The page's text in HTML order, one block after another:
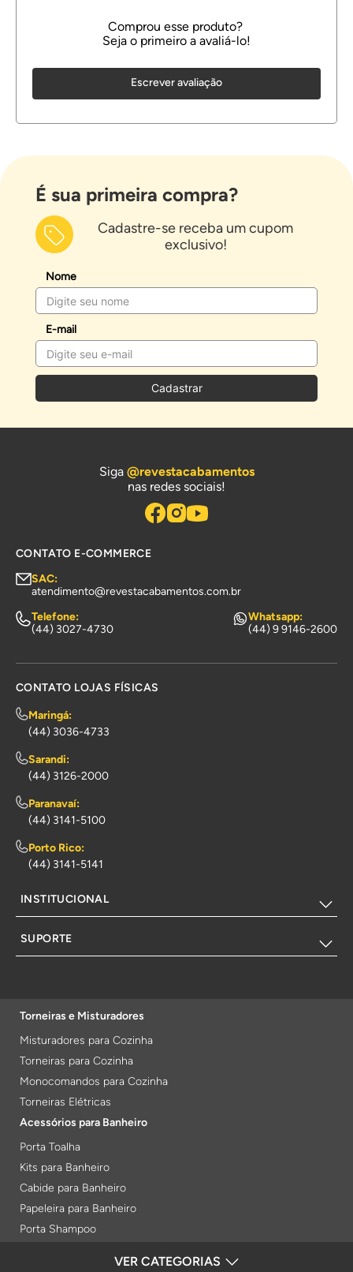
Escrever avaliação
É sua primeira compra?
Cadastre-se receba um cupom
exclusivo!
Nome
E-mail
Cadastrar
Siga @revestacabamentos
nas redes sociais!
CONTATO E-COMMERCE
SAC:
atendimento@revestacabamentos.com.br
Telefone:
(44) 3027-4730
Whatsapp:
(44) 9 9146-2600
CONTATO LOJAS FÍSICAS
Maringá:
(44) 3036-4733
Sarandi:
(44) 3126-2000
Paranavaí:
(44) 3141-5100
Porto Rico:
(44) 3141-5141
INSTITUCIONAL
SUPORTE
Torneiras e Misturadores
Misturadores para Cozinha
Torneiras para Cozinha
Monocomandos para Cozinha
Torneiras Elétricas
Acessórios para Banheiro
Porta Toalha
Kits para Banheiro
Cabide para Banheiro
Papeleira para Banheiro
Porta Shampoo
VER CATEGORIAS
FORMAS DE PAGAMENTO